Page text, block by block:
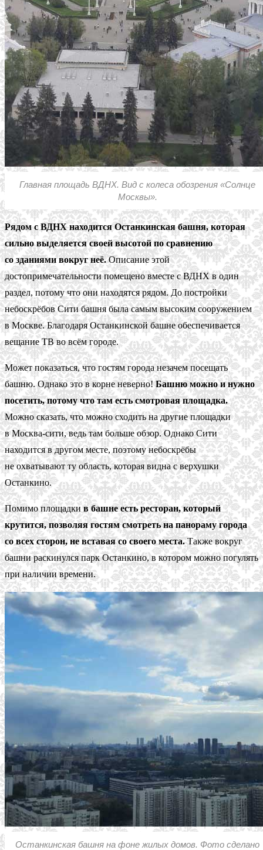
Главная площадь ВДНХ. Вид с колеса обозрения «Солнце
Москвы».
Рядом с ВДНХ находится Останкинская башня, которая
сильно выделяется своей высотой по сравнению
со зданиями вокруг неё.Описание этой
достопримечательности помещено вместе с ВДНХ в один
раздел, потому что они находятся рядом. До постройки
небоскрёбов Сити башня была самым высоким сооружением
в Москве. Благодаря Останкинской башне обеспечивается
вещание ТВ во всём городе.
Может показаться, что гостям города незачем посещать
башню. Однако это в корне неверно!Башню можно и нужно
посетить, потому что там есть смотровая площадка.
Можно сказать, что можно сходить на другие площадки
в Москва-сити, ведь там больше обзор. Однако Сити
находится в другом месте, поэтому небоскрёбы
не охватывают ту область, которая видна с верхушки
Останкино.
Помимо площадкив башне есть ресторан, который
крутится, позволяя гостям смотреть на панораму города
со всех сторон, не вставая со своего места.Также вокруг
башни раскинулся парк Останкино, в котором можно погулять
при наличии времени.
Останкинская башня на фоне жилых домов. Фото сделано